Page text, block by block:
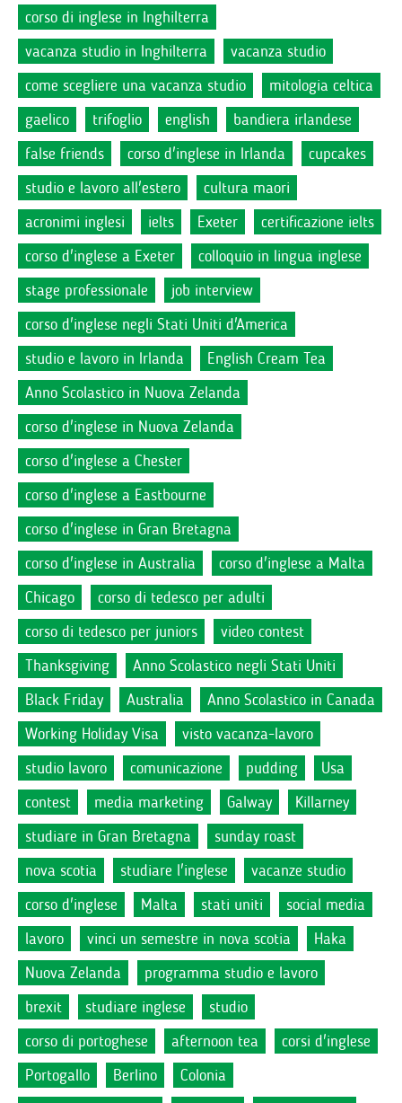
corso di inglese in Inghilterra
vacanza studio in Inghilterra
vacanza studio
come scegliere una vacanza studio
mitologia celtica
gaelico
trifoglio english
bandiera irlandese
false friends
corso d'inglese in Irlanda
cupcakes
studio e lavoro all'estero
cultura maori
acronimi inglesi
ielts Exeter
certificazione ielts
corso d'inglese a Exeter
colloquio in lingua inglese
stage professionale
job interview
corso d'inglese negli Stati Uniti d'America
studio e lavoro in Irlanda
English Cream Tea
Anno Scolastico in Nuova Zelanda
corso d'inglese in Nuova Zelanda
corso d'inglese a Chester
corso d'inglese a Eastbourne
corso d'inglese in Gran Bretagna
corso d'inglese in Australia
corso d'inglese a Malta
Chicago
corso di tedesco per adulti
corso di tedesco per juniors
video contest
Thanksgiving
Anno Scolastico negli Stati Uniti
Black Friday
Australia
Anno Scolastico in Canada
Working Holiday Visa
visto vacanza-lavoro
studio lavoro
comunicazione pudding
Usa
contest
media marketing Galway
Killarney
studiare in Gran Bretagna
sunday roast
nova scotia
studiare l'inglese
vacanze studio
corso d'inglese
Malta stati uniti
social media
lavoro
vinci un semestre in nova scotia
Haka
Nuova Zelanda
programma studio e lavoro
brexit
studiare inglese
studio
corso di portoghese
afternoon tea
corsi d'inglese
Portogallo
Berlino
Colonia